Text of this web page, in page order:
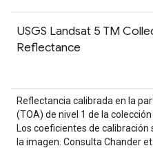
USGS Landsat 5 TM
Reflectance
Reflectancia calibrada en la
(TOA) de nivel 1 de la
Los coeficientes de
la imagen. Consulta Chander